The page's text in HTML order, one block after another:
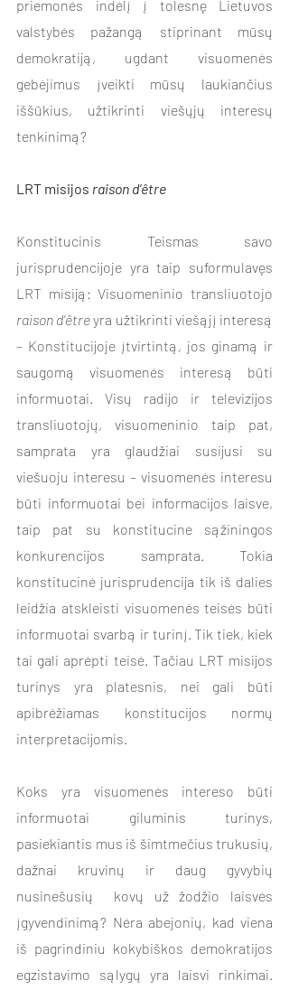
priemonės indėlį į tolesnę Lietuvos
valstybės pažangą stiprinant mūsų
demokratiją, ugdant visuomenės
gebėjimus įveikti mūsų laukiančius
iššūkius, užtikrinti viešųjų interesų
tenkinimą?
LRT misijos raison d’être
Konstitucinis Teismas savo
jurisprudencijoje yra taip suformulavęs
raison d’être yra užtikrinti viešąjį interesą
– Konstitucijoje įtvirtintą, jos ginamą ir
saugomą visuomenės interesą būti
informuotai. Visų radijo ir televizijos
transliuotojų, visuomeninio taip pat,
samprata yra glaudžiai susijusi su
viešuoju interesu – visuomenės interesu
būti informuotai bei informacijos laisve,
taip pat su konstitucine sąžiningos
konkurencijos samprata. Tokia
konstitucinė jurisprudencija tik iš dalies
leidžia atskleisti visuomenės teisės būti
informuotai svarbą ir turinį. Tik tiek, kiek
tai gali aprėpti teisė. Tačiau LRT misijos
turinys yra platesnis, nei gali būti
apibrėžiamas konstitucijos normų
interpretacijomis.
Koks yra visuomenės intereso būti
informuotai giluminis turinys,
pasiekiantis mus iš šimtmečius trukusių,
dažnai kruvinų ir daug gyvybių
nusinešusių  kovų už žodžio laisvės
įgyvendinimą? Nėra abejonių, kad viena
iš pagrindiniu kokybiškos demokratijos
egzistavimo sąlygų yra laisvi rinkimai.